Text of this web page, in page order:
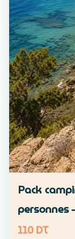
Pack
personnes
110 DT